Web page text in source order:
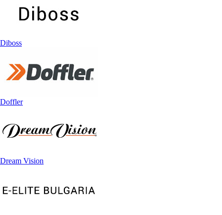
Diboss
Doffler
Dream Vision